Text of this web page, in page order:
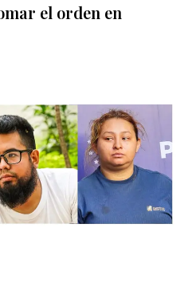
el orden en